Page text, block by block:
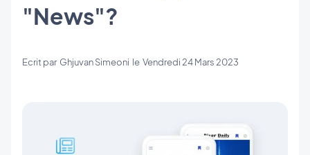
"News"?
Ecrit par Ghjuvan Simeoni le Vendredi 24 Mars 2023